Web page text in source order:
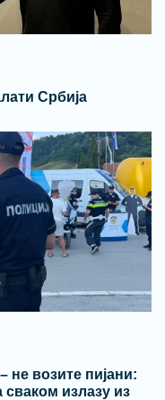
Србија
не возите пијани:
сваком излазу из